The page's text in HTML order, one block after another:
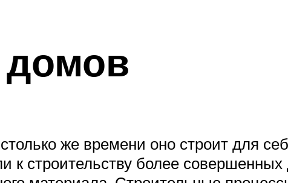
же времени оно строит для
строительству более